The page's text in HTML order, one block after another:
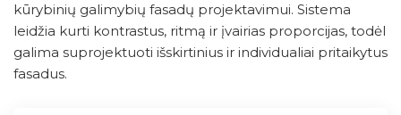
kūrybinių galimybių fasadų projektavimui. Sistema
leidžia kurti kontrastus, ritmą ir įvairias proporcijas, todėl
galima suprojektuoti išskirtinius ir individualiai pritaikytus
fasadus.